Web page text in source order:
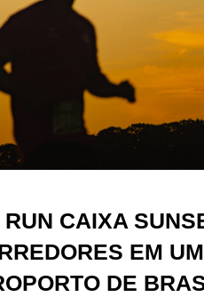
RUN CAIXA
EM
DE